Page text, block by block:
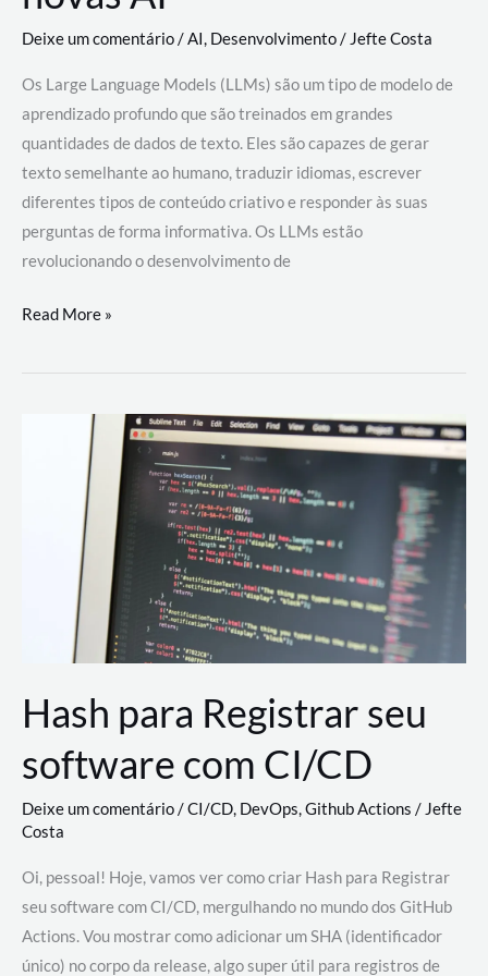
Deixe um comentário/AI, Desenvolvimento/ Jefte Costa
Os Large Language Models (LLMs) são um tipo de modelo de
aprendizado profundo que são treinados em grandes
quantidades de dados de texto. Eles são capazes de gerar
texto semelhante ao humano, traduzir idiomas, escrever
diferentes tipos de conteúdo criativo e responder às suas
perguntas de forma informativa. Os LLMs estão
revolucionando o desenvolvimento de
Large
Models
revolucionando
desenvolvimento
Read More »
Hash para Registrar seu
software com CI/CD
Deixe um comentário/CI/CD, DevOps,Github Actions /Jefte
Costa
Oi, pessoal! Hoje, vamos ver como criar Hash para Registrar
seu software com CI/CD, mergulhando no mundo dos GitHub
Actions. Vou mostrar como adicionar um SHA (identificador
único) no corpo da release, algo super útil para registros de